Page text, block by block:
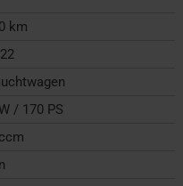
km
/ 170 PS